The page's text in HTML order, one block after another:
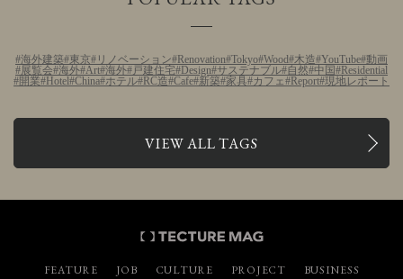
海外建築 東京 リノベーション Renovation Tokyo Wood 木造 YouTube 動画
展覧会 海外 Art 海外 戸建住宅 Design サステナブル 自然 中国
Residential
開業
Hotel China ホテル RC造 Cafe 新築 家具 カフェ Report 現地レポート
VIEW ALL TAGS
FEATURE JOB CULTURE PROJECT
BUSINESS